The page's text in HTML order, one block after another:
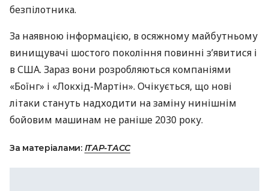
безпілотника.
За наявною інформацією, в осяжному майбутньому
винищувачі шостого покоління повинні з’явитися і
вСША. Зараз вони розробляються компаніями
«Боїнг» і «Локхід-Мартін». Очікується, що нові
літаки стануть надходити на заміну нинішнім
бойовим машинам не раніше 2030 року.
За матеріалами: ІТАР-ТАСС